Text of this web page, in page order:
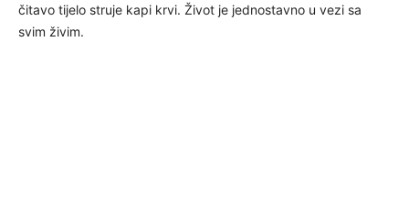
čitavo tijelo struje kapi krvi. Život je jednostavno u vezi sa
svim živim.